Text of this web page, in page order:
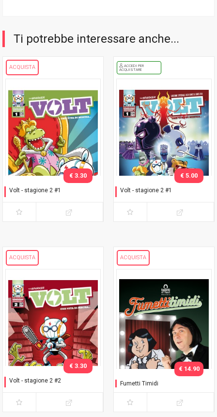
Ti potrebbe interessare anche...
ACQUISTA
Volt - stagione 2 #1
€ 3.30
ACCEDI PER
ACQUISTARE
Volt - stagione 2 #1
Lucca C&G 2018
€ 5.00
ACQUISTA
Volt - stagione 2 #2
€ 3.30
ACQUISTA
Fumetti Timidi
€ 14.90